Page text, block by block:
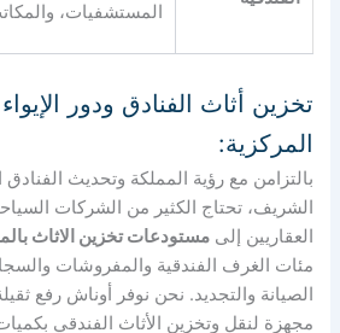
المستشفيات،
تخزين أثاث الفنادق ودور
المركزية:
بالتزامن مع رؤية المملكة وتحديث
الشريف، تحتاج الكثير من الشركات
العقاريين إلىمستودعات تخزين الاثاث
مئات الغرف الفندقية والمفروشات
الصيانة والتجديد. نحن نوفر أوناش رفع
مجهزة لنقل وتخزين الأثاث الفندقي